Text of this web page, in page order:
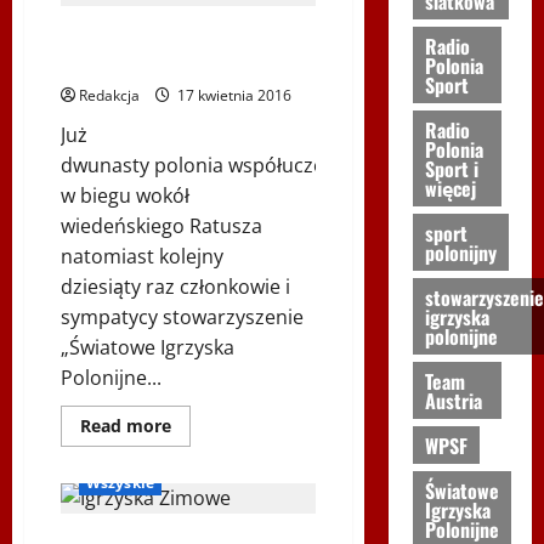
RPS
biegi
charytarywne.
Goście
audycji:
Wojciech
Fedyk
i
Janusz
Radgowski
Redakcja 17 kwietnia 2016
Już
dwunasty polonia współuczestniczy
w biegu wokół
wiedeńskiego Ratusza
natomiast kolejny
dziesiąty raz członkowie i
sympatycy stowarzyszenie
„Światowe Igrzyska
Polonijne...
Read moreDowiedz
się
15.
Bieg
Igrzyska Zimowe
Podkarpackie 2016
Wszyskie
Radio
Polonia
Sport
Radio
Polonia
Sport i
więcej
sport
polonijny
stowarzyszenie
igrzyska
polonijne
Team
Austria
WPSF
Światowe
Igrzyska
Polonijne